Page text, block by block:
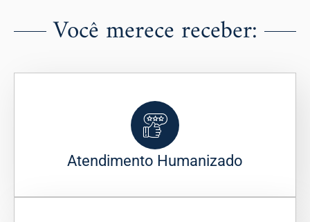
Você merece receber:
Atendimento Humanizado